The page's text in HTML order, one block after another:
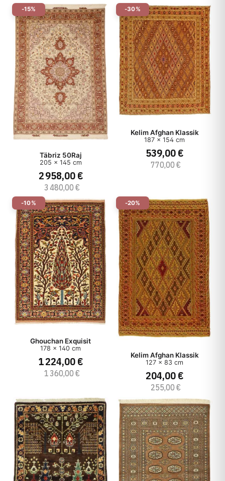
-15%
Täbriz 50Raj
205 x 145 cm
2 958,00 €
3 480,00 €
-30%
Kelim Afghan Klassik
187 x 154 cm
539,00 €
770,00 €
-10%
Ghouchan Exquisit
178 x 140 cm
1 224,00 €
1 360,00 €
-20%
Kelim Afghan Klassik
127 x 83 cm
204,00 €
255,00 €